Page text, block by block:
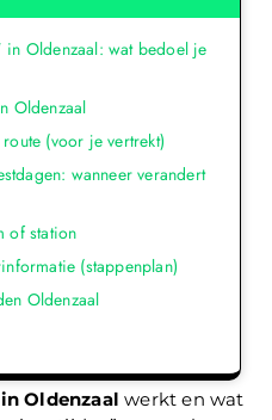
Oldenzaal werkt en wat
in Oldenzaal: wat bedoel je
Oldenzaal
(voor je vertrekt)
wanneer verandert
of station
(stappenplan)
Oldenzaal